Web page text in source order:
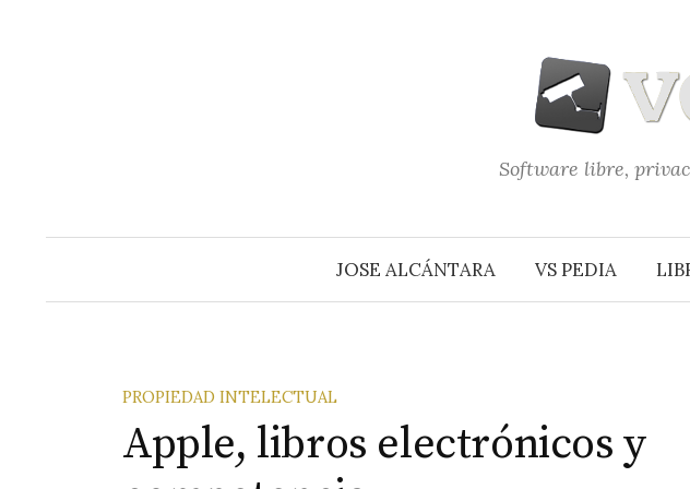
Software libre,
JOSE ALCÁNTARA VS PEDIA
PROPIEDAD INTELECTUAL
Apple, libros electrónicos y